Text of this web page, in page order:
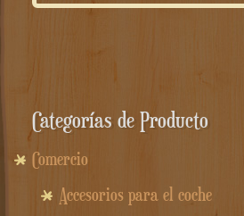
Categorías de Producto
Comercio
Accesorios para el coche